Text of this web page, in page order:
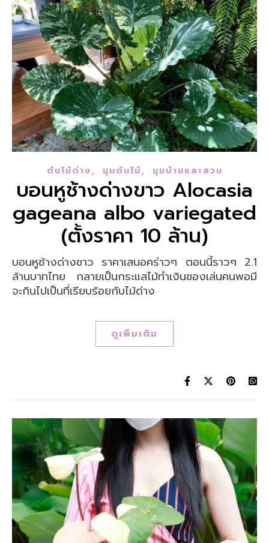
ต้นไม้ด่าง, มุมต้นไม้, มุมบ้านและสวน
บอนหูช้างด่างขาว Alocasia
gageana albo variegated
(ตั้งราคา 10 ล้าน)
บอนหูช้างด่างขาว ราคาเสนอคร่าวๆ ตอนนี้ราวๆ 2.1
ล้านบาทไทย กลายเป็นกระแสไม้ทำเงินของเล่นคนพอมี
จะกินไปเป็นที่เรียบร้อยกับไม้ด่าง
ดูเพิ่มเติม